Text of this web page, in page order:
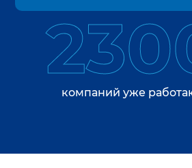
компаний уже